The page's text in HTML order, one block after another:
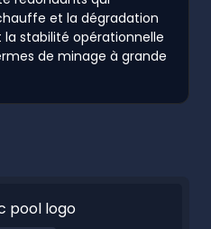
et la dégradation
stabilité opérationnelle
de minage à grande